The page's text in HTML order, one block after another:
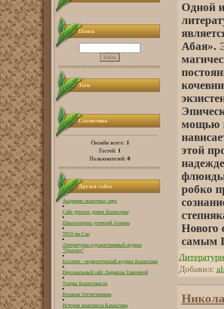
Поиск
Теги
Статистика
Онлайн всего: 1
Гостей: 1
Пользователей: 0
Друзья сайта
Академия сказочных наук
Сайт детских домов Казахстана
Школа-портал учителей Алматы
ТЮЗ им.Сац
Литературно-художественный журнал
"Простор"
Коллеги - педагогический журнал Казахстана
Персональный сайт Людмилы Енисеевой
Театры Казахстана.kz
Великая Отечественная
История комсомола Казахстана
Одной
Абая».
мощью
этой
флюиды
робко
Нового
самым
Добавил: